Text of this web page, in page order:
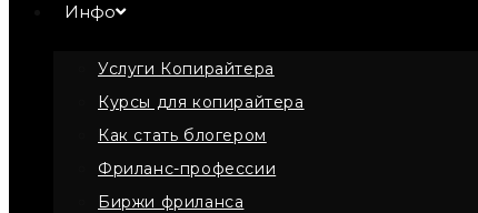
Инфо
Услуги Копирайтера
Курсы для копирайтера
Как стать блогером
Фриланс-профессии
Биржи фриланса